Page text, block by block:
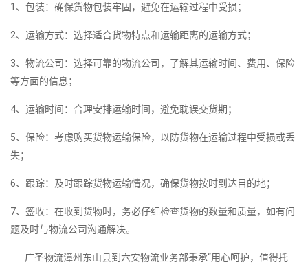
1、包装：确保货物包装牢固，避免在运输过程中受损；
2、运输方式：选择适合货物特点和运输距离的运输方式；
3、物流公司：选择可靠的物流公司，了解其运输时间、费用、保险
等方面的信息；
4、运输时间：合理安排运输时间，避免耽误交货期；
5、保险：考虑购买货物运输保险，以防货物在运输过程中受损或丢
失；
6、跟踪：及时跟踪货物运输情况，确保货物按时到达目的地；
7、签收：在收到货物时，务必仔细检查货物的数量和质量，如有问
题及时与物流公司沟通解决。
广圣物流漳州东山县到六安物流业务部秉承“用心呵护，值得托